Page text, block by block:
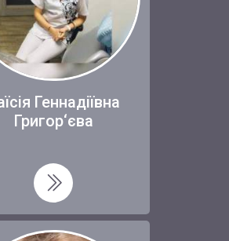
Геннадіївна
Григор‘єва